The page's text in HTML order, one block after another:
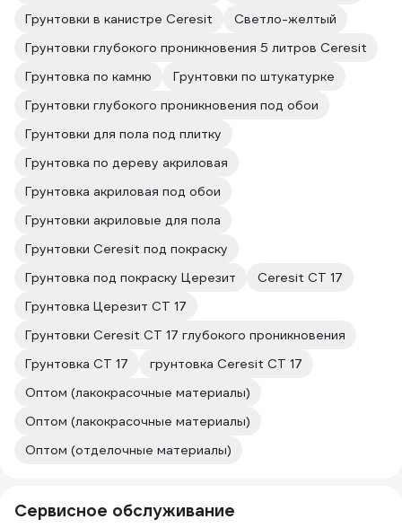
Грунтовки в канистре Ceresit
Светло-желтый
Грунтовки глубокого проникновения 5 литров Ceresit
Грунтовка по камню
Грунтовки по штукатурке
Грунтовки глубокого проникновения под обои
Грунтовки для пола под плитку
Грунтовка по дереву акриловая
Грунтовка акриловая под обои
Грунтовки акриловые для пола
Грунтовки Ceresit под покраску
Грунтовка под покраску Церезит
Ceresit CT 17
Грунтовка Церезит CT 17
Грунтовки Ceresit CT 17 глубокого проникновения
Грунтовка CT 17
грунтовка Ceresit CT 17
Оптом (лакокрасочные материалы)
Оптом (лакокрасочные материалы)
Оптом (отделочные материалы)
Сервисное обслуживание